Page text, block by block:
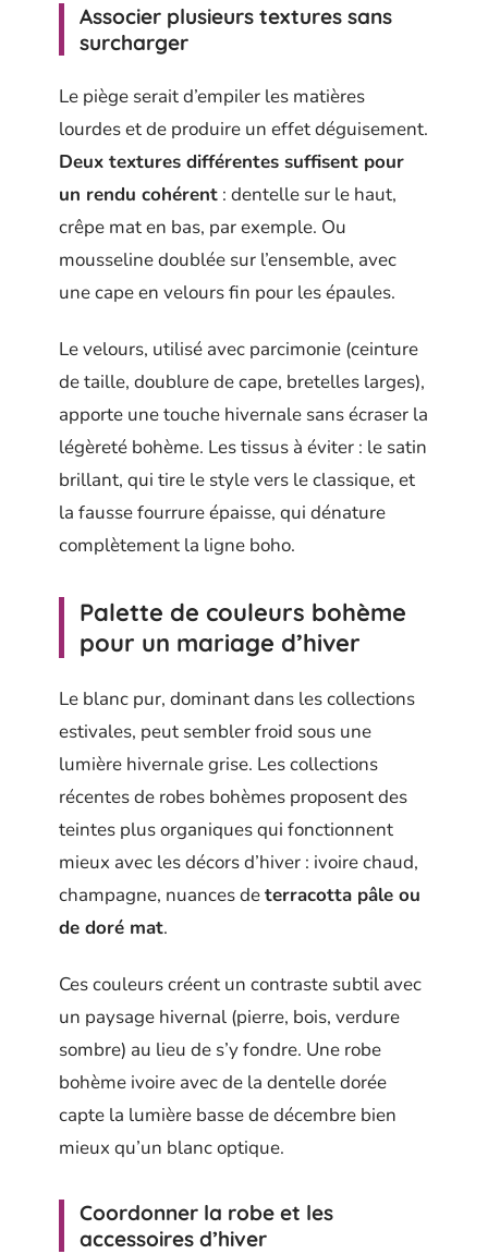
Associer plusieurs textures sans
surcharger
Le piège serait d’empiler les matières
lourdes et de produire un effet déguisement.
Deux textures différentes suffisent pour
un rendu cohérent : dentelle sur le haut,
crêpe mat en bas, par exemple. Ou
mousseline doublée sur l’ensemble, avec
une cape en velours fin pour les épaules.
Le velours, utilisé avec parcimonie (ceinture
de taille, doublure de cape, bretelles larges),
apporte une touche hivernale sans écraser la
légèreté bohème. Les tissus à éviter : le satin
brillant, qui tire le style vers le classique, et
la fausse fourrure épaisse, qui dénature
complètement la ligne boho.
Palette de couleurs bohème
pour un mariage d’hiver
Le blanc pur, dominant dans les collections
estivales, peut sembler froid sous une
lumière hivernale grise. Les collections
récentes de robes bohèmes proposent des
teintes plus organiques qui fonctionnent
mieux avec les décors d’hiver : ivoire chaud,
champagne, nuances deterracotta pâle ou
de doré mat.
Ces couleurs créent un contraste subtil avec
un paysage hivernal (pierre, bois, verdure
sombre) au lieu de s’y fondre. Une robe
bohème ivoire avec de la dentelle dorée
capte la lumière basse de décembre bien
mieux qu’un blanc optique.
Coordonner la robe et les
accessoires d’hiver